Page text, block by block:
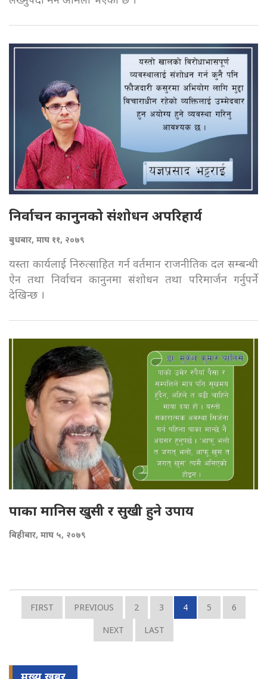
निर्वाचन कानुनको संशोधन अपरिहार्य
बुधबार, माघ ११, २०७९
यस्ता कार्यलाई निरुत्साहित गर्न वर्तमान राजनीतिक दल सम्बन्धी
ऐन तथा निर्वाचन कानुनमा संशोधन तथा परिमार्जन गर्नुपर्ने
देखिन्छ ।
पाका मानिस खुसी र सुखी हुने उपाय
बिहीबार, माघ ५, २०७९
FIRST PREVIOUS 2 3 4 5
6
NEXT
LAST
मुख्य खबर